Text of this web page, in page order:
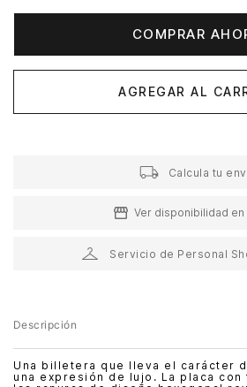
COMPRAR
AGREGAR AL
Calcula tu
Ver disponibilidad en
Servicio de Personal
Descripción
Una billetera que lleva el carácter
una expresión de lujo. La placa